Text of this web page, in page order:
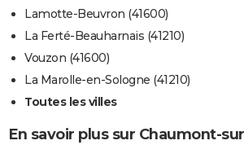
Lamotte-Beuvron (41600)
La Ferté-Beauharnais (41210)
Vouzon (41600)
La Marolle-en-Sologne (41210)
Toutes les villes
En savoir plus sur Chaumont-